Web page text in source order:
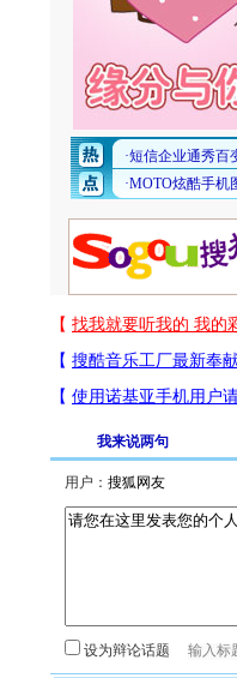
我来说两句
用户：
设为辩论话题